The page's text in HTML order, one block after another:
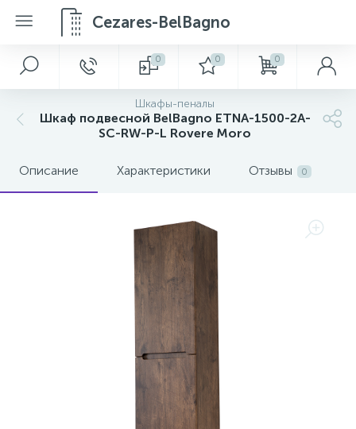
Cezares-BelBagno
0 0 0
Шкафы-пеналы
Шкаф подвесной BelBagno ETNA-1500-2A-
SC-RW-P-L Rovere Moro
Описание Характеристики Отзывы 0